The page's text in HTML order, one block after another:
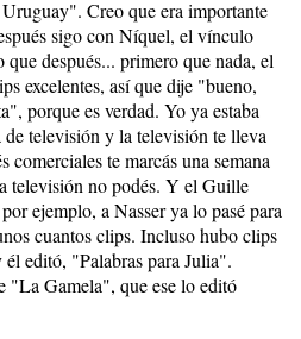
Creo que era importante
sigo con Níquel, el vínculo
que después... primero que nada, el
excelentes, así que dije "bueno,
porque es verdad. Yo ya estaba
televisión y la televisión te lleva
comerciales te marcás una semana
televisión no podés. Y el Guille
ejemplo, a Nasser ya lo pasé para
cuantos clips. Incluso hubo clips
editó, "Palabras para Julia".
"La Gamela", que ese lo editó